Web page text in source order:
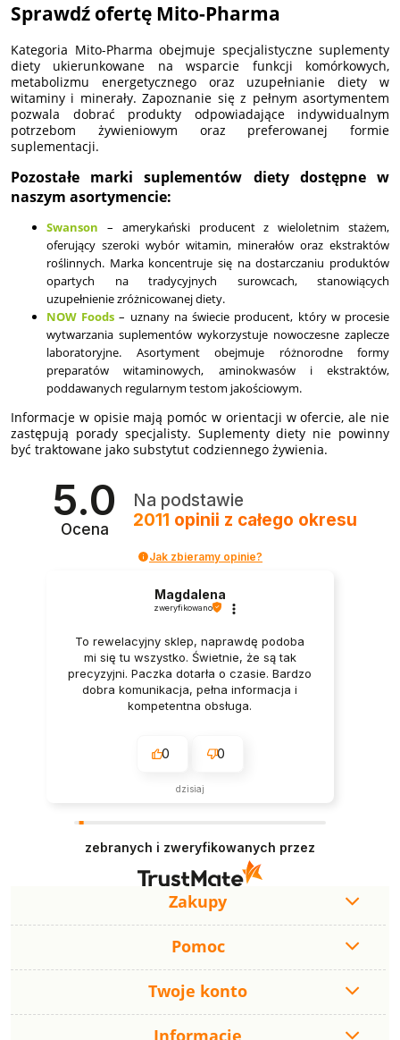
Sprawdź ofertę Mito-Pharma
Kategoria Mito-Pharma obejmuje specjalistyczne suplementy
diety ukierunkowane na wsparcie funkcji komórkowych,
metabolizmu energetycznego oraz uzupełnianie diety w
witaminy i minerały. Zapoznanie się z pełnym asortymentem
pozwala dobrać produkty odpowiadające indywidualnym
potrzebom żywieniowym oraz preferowanej formie
suplementacji.
Pozostałe marki suplementów diety dostępne w
naszym asortymencie:
Swanson
– amerykański producent z wieloletnim stażem,
oferujący szeroki wybór witamin, minerałów oraz ekstraktów
roślinnych. Marka koncentruje się na dostarczaniu produktów
opartych na tradycyjnych surowcach, stanowiących
uzupełnienie zróżnicowanej diety.
NOW Foods – uznany na świecie producent, który w procesie
wytwarzania suplementów wykorzystuje nowoczesne zaplecze
laboratoryjne. Asortyment obejmuje różnorodne formy
preparatów witaminowych, aminokwasów i ekstraktów,
poddawanych regularnym testom jakościowym.
Informacje w opisie mają pomóc w orientacji w ofercie, ale nie
zastępują porady specjalisty. Suplementy diety nie powinny
być traktowane jako substytut codziennego żywienia.
5.0
Ocena
Na podstawie
2011 opinii z całego okresu
Jak zbieramy opinie?
Magdalena
zweryfikowano
To rewelacyjny sklep, naprawdę podoba
mi się tu wszystko. Świetnie, że są tak
precyzyjni. Paczka dotarła o czasie. Bardzo
dobra komunikacja, pełna informacja i
kompetentna obsługa.
0 0
dzisiaj
zebranych i zweryfikowanych przez
Zakupy
Pomoc
Twoje konto
Informacje